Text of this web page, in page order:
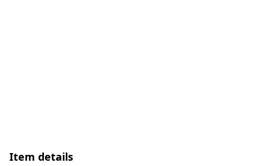
Item details